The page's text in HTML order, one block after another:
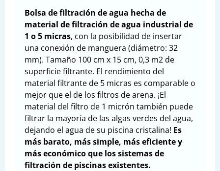
Bolsa de filtración de agua hecha de
material de filtración de agua industrial de
1 o 5 micras, con la posibilidad de insertar
una conexión de manguera (diámetro: 32
mm). Tamaño 100 cm x 15 cm, 0,3 m2 de
superficie filtrante. El rendimiento del
material filtrante de 5 micras es comparable o
mejor que el de los filtros de arena. ¡El
material del filtro de 1 micrón también puede
filtrar la mayoría de las algas verdes del agua,
dejando el agua de su piscina cristalina! Es
más barato, más simple, más eficiente y
más económico que los sistemas de
filtración de piscinas existentes.